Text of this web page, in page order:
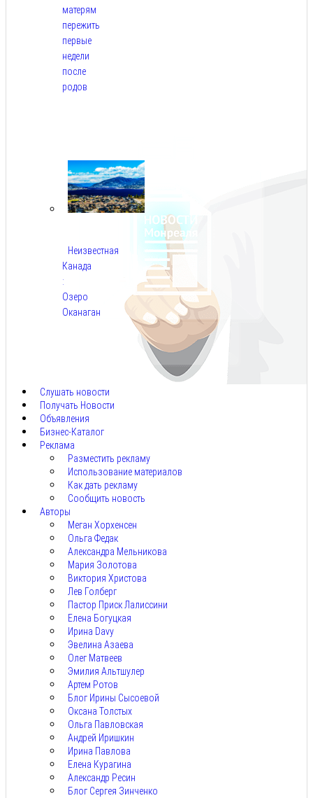
матерям
пережить
первые
недели
после
родов
Неизвестная
Канада
:
Озеро
Оканаган
Слушать новости
Получать Новости
Объявления
Бизнес-Каталог
Реклама
Разместить рекламу
Использование материалов
Как дать рекламу
Сообщить новость
Авторы
Меган Хорхенсен
Ольга Федак
Александра Мельникова
Мария Золотова
Виктория Христова
Лев Голберг
Пастор Приск Лалиссини
Елена Богуцкая
Ирина Davy
Эвелина Азаева
Олег Матвеев
Эмилия Альтшулер
Артем Ротов
Блог Ирины Сысоевой
Оксана Толстых
Ольга Павловская
Андрей Иришкин
Ирина Павлова
Елена Курагина
Александр Ресин
Блог Сергея Зинченко